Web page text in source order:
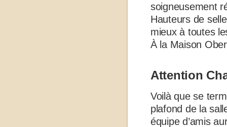
soigneusement
Hauteurs de
mieux à toutes
À la Maison
Attention
Voilà que se
plafond de la
équipe d’amis